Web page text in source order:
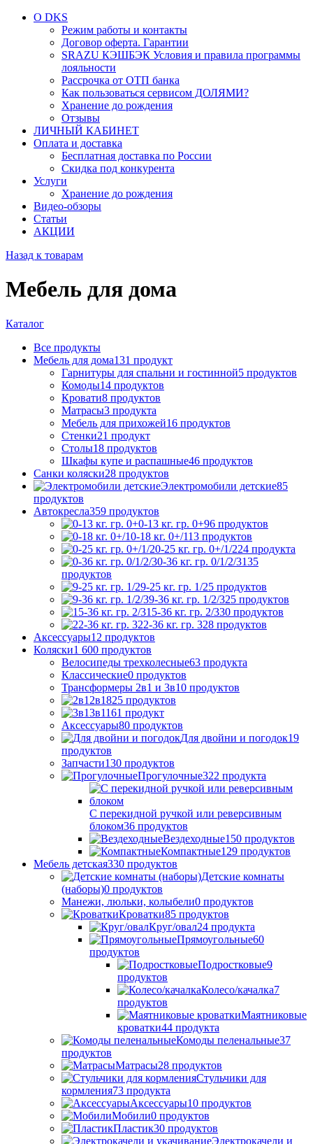
О DKS
Режим работы и контакты
Договор оферта. Гарантии
SRAZU КЭШБЭК Условия и правила программы
лояльности
Рассрочка от ОТП банка
Как пользоваться сервисом ДОЛЯМИ?
Хранение до рождения
Отзывы
ЛИЧНЫЙ КАБИНЕТ
Оплата и доставка
Бесплатная доставка по России
Скидка под конкурента
Услуги
Хранение до рождения
Видео-обзоры
Статьи
АКЦИИ
Назад к товарам
Мебель для дома
Каталог
Все продукты
Мебель для дома131 продукт
Гарнитуры для спальни и гостинной5 продуктов
Комоды14 продуктов
Кровати8 продуктов
Матрасы3 продукта
Мебель для прихожей16 продуктов
Стенки21 продукт
Столы18 продуктов
Шкафы купе и распашные46 продуктов
Санки коляски28 продуктов
Электромобили детские85
продуктов
Автокресла359 продуктов
0-13 кг. гр. 0+96 продуктов
0-18 кг. 0+/113 продуктов
0-25 кг. гр. 0+/1/224 продукта
0-36 кг. гр. 0/1/2/3135
продуктов
9-25 кг. гр. 1/25 продуктов
9-36 кг. гр. 1/2/325 продуктов
15-36 кг. гр. 2/330 продуктов
22-36 кг. гр. 328 продуктов
Аксессуары12 продуктов
Коляски1 600 продуктов
Велосипеды трехколесные63 продукта
Классические0 продуктов
Трансформеры 2в1 и 3в10 продуктов
2в1825 продуктов
3в1161 продукт
Аксессуары80 продуктов
Для двойни и погодок19
продуктов
Запчасти130 продуктов
Прогулочные322 продукта
С перекидной ручкой или реверсивным
блоком36 продуктов
Вездеходные150 продуктов
Компактные129 продуктов
Мебель детская330 продуктов
Детские комнаты
(наборы)0 продуктов
Манежи, люльки, колыбели0 продуктов
Кроватки85 продуктов
Круг/овал24 продукта
Прямоугольные60
продуктов
Подростковые9
продуктов
Колесо/качалка7
продуктов
Маятниковые
кроватки44 продукта
Комоды пеленальные37
продуктов
Матрасы28 продуктов
Стульчики для
кормления73 продукта
Аксессуары10 продуктов
Мобили0 продуктов
Пластик30 продуктов
Электрокачели и